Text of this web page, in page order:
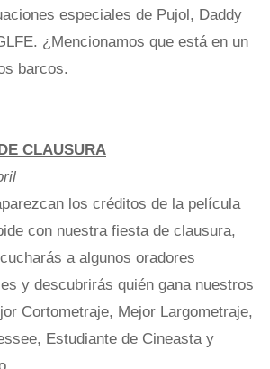
especiales de Pujol, Daddy
¿Mencionamos que está en un
barcos.
CLAUSURA
los créditos de la película
con nuestra fiesta de clausura,
a algunos oradores
y descubrirás quién gana nuestros
Cortometraje, Mejor Largometraje,
Estudiante de Cineasta y